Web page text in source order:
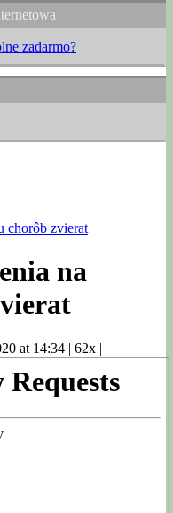
chorôb zvierat
na
at 14:34 | 62x |